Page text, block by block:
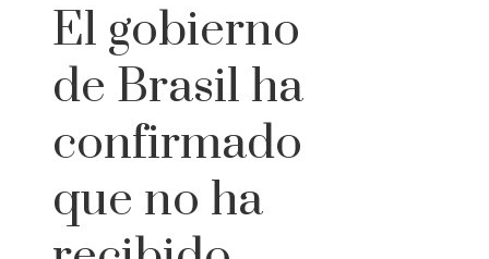
El gobierno
de Brasil ha
confirmado
que no ha